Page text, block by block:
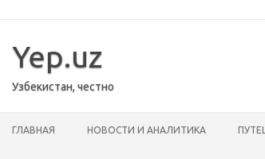
содержимому
Yep.uz
Узбекистан, честно
ГЛАВНАЯ НОВОСТИ И АНАЛИТИКА